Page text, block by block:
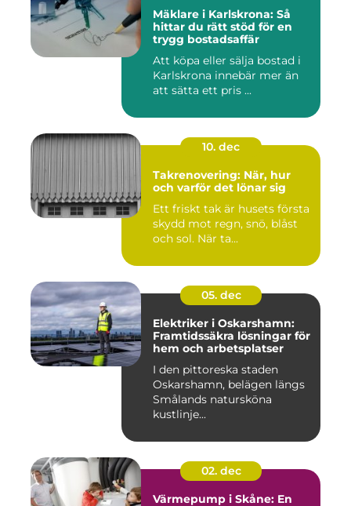
Mäklare i Karlskrona: Så
hittar du rätt stöd för en
trygg bostadsaffär
Att köpa eller sälja bostad i
Karlskrona innebär mer än
att sätta ett pris ...
10. dec
Takrenovering: När, hur
och varför det lönar sig
Ett friskt tak är husets första
skydd mot regn, snö, blåst
och sol. När ta...
05. dec
Elektriker i Oskarshamn:
Framtidssäkra lösningar för
hem och arbetsplatser
I den pittoreska staden
Oskarshamn, belägen längs
Smålands natursköna
kustlinje...
02. dec
Värmepump i Skåne: En